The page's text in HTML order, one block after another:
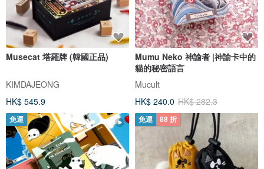
Musecat 塔羅牌 (韓國正品)
KIMDAJEONG
HK$ 545.9
Mumu Neko 神諭者 |神諭卡中的
貓的秘密語言
Mucult
HK$ 240.0 HK$ 282.3
免運 免運 88 折